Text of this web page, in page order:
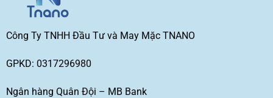
Công Ty TNHH Đầu Tư và May Mặc TNANO
GPKD: 0317296980
Ngân hàng Quân Đội – MB Bank